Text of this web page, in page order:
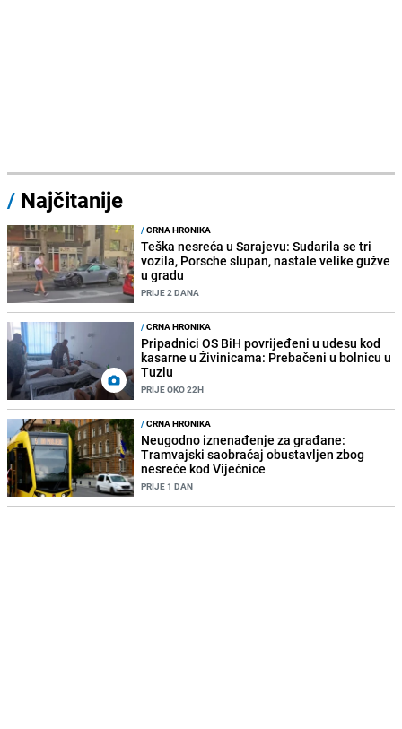
/ Najčitanije
/CRNA HRONIKA
Teška nesreća u Sarajevu: Sudarila se tri
vozila, Porsche slupan, nastale velike gužve
u gradu
PRIJE 2 DANA
/CRNA HRONIKA
Pripadnici OS BiH povrijeđeni u udesu kod
kasarne u Živinicama: Prebačeni u bolnicu u
Tuzlu
PRIJE OKO 22H
/CRNA HRONIKA
Neugodno iznenađenje za građane:
Tramvajski saobraćaj obustavljen zbog
nesreće kod Vijećnice
PRIJE 1 DAN